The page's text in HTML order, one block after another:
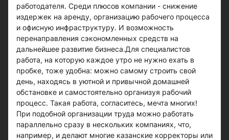
работодателя. Среди плюсов компании - снижение
издержек на аренду, организацию рабочего процесса
и офисную инфраструктуру. И возможность
перенаправления сэкономленных средств на
дальнейшее развитие бизнеса.Для специалистов
работа, на которую каждое утро не нужно ехать в
пробке, тоже удобна: можно самому строить свой
день, находясь в уютной и привычной домашней
обстановке и самостоятельно организуя рабочий
процесс. Такая работа, согласитесь, мечта многих!
При подобной организации труда можно работать
параллельно сразу в нескольких компаниях, что,
например, и делают многие казанские корректоры или